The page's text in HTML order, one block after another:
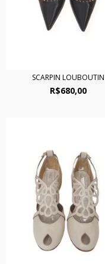
SCARPIN LOUBOUTIN
R$680,00